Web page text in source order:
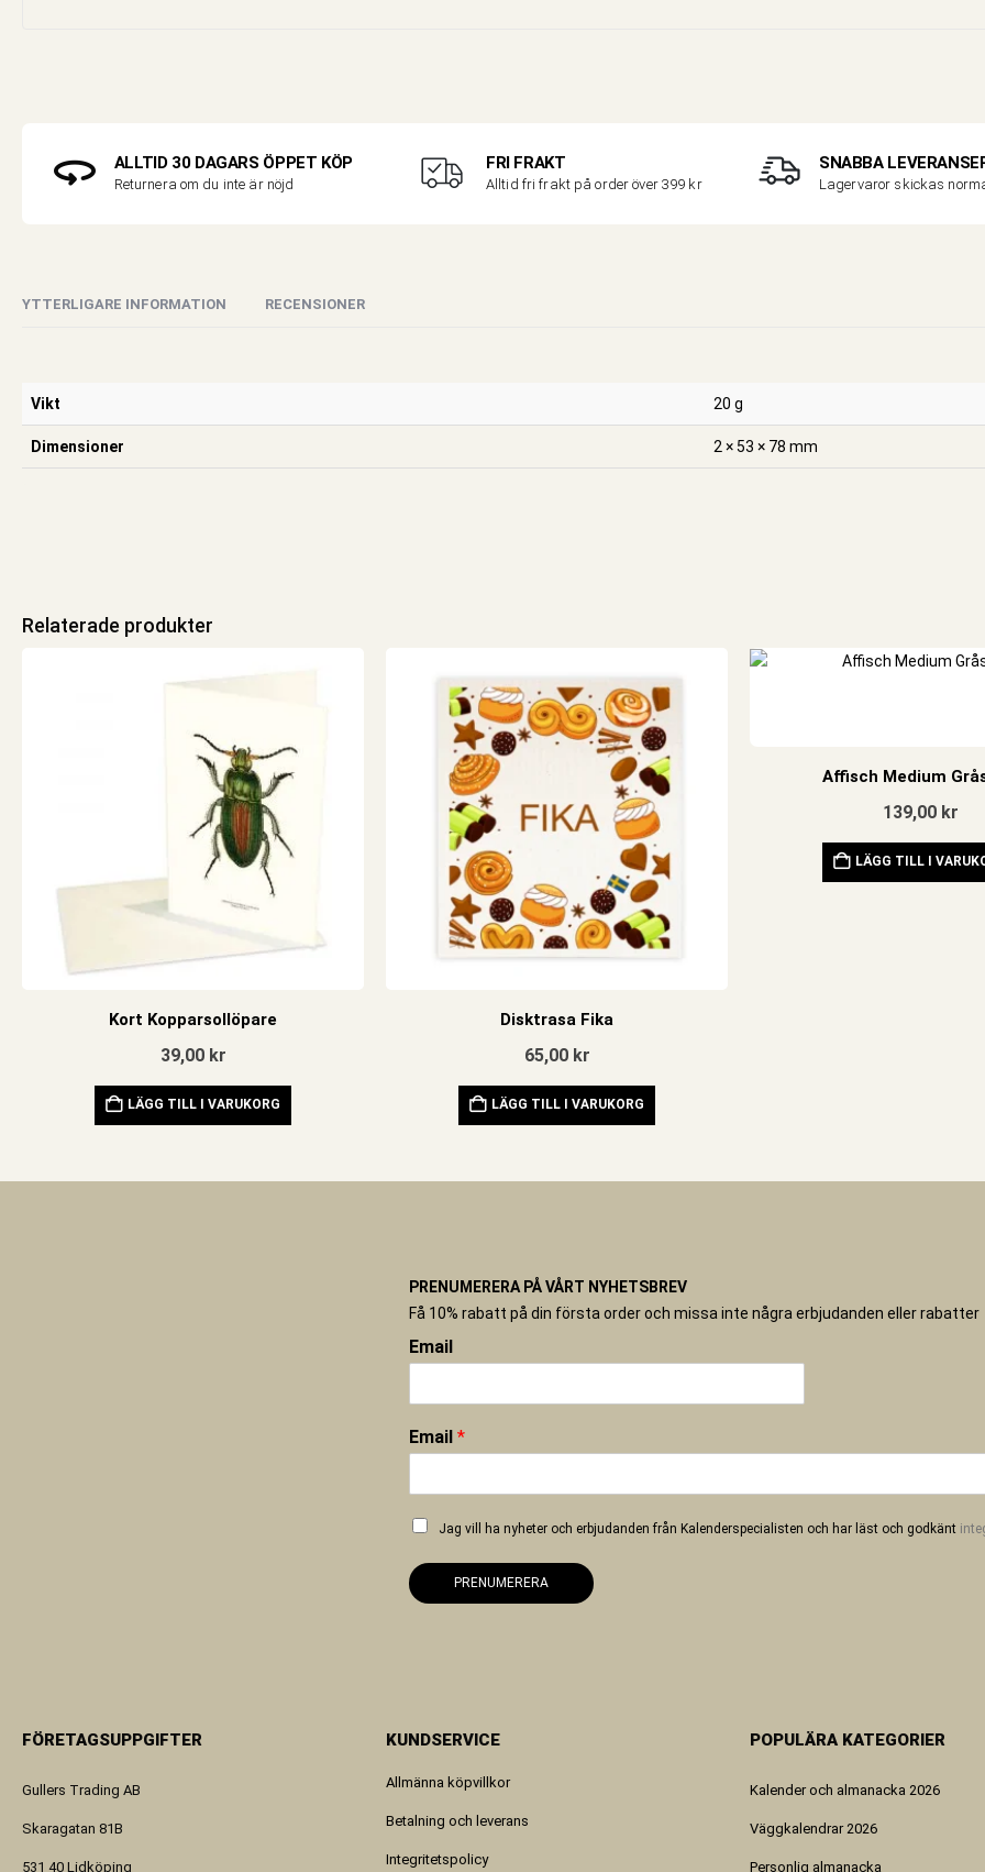
ALLTID 30 DAGARS ÖPPET KÖP
Returnera om du inte är nöjd
FRI FRAKT
Alltid fri frakt på order över 399 kr
SNABBA
Lagervaror skickas
YTTERLIGARE INFORMATION RECENSIONER
Vikt 20 g
Dimensioner 2 × 53 × 78 mm
Relaterade produkter
Kort Kopparsollöpare
39,00 kr
LÄGG TILL I VARUKORG
Disktrasa Fika
65,00 kr
LÄGG TILL I VARUKORG
Affisch Medium
139,00 kr
LÄGG TILL I
PRENUMERERA PÅ VÅRT NYHETSBREV
Få 10% rabatt på din första order och missa inte några erbjudanden eller rabatter
Email
Email *
Jag vill ha nyheter och erbjudanden från Kalenderspecialisten och har läst och godkänt
PRENUMERERA
FÖRETAGSUPPGIFTER
Gullers Trading AB
Skaragatan 81B
531 40 Lidköping
KUNDSERVICE
Allmänna köpvillkor
Betalning och leverans
Integritetspolicy
POPULÄRA KATEGORIER
Kalender och almanacka 2026
Väggkalendrar 2026
Personlig almanacka